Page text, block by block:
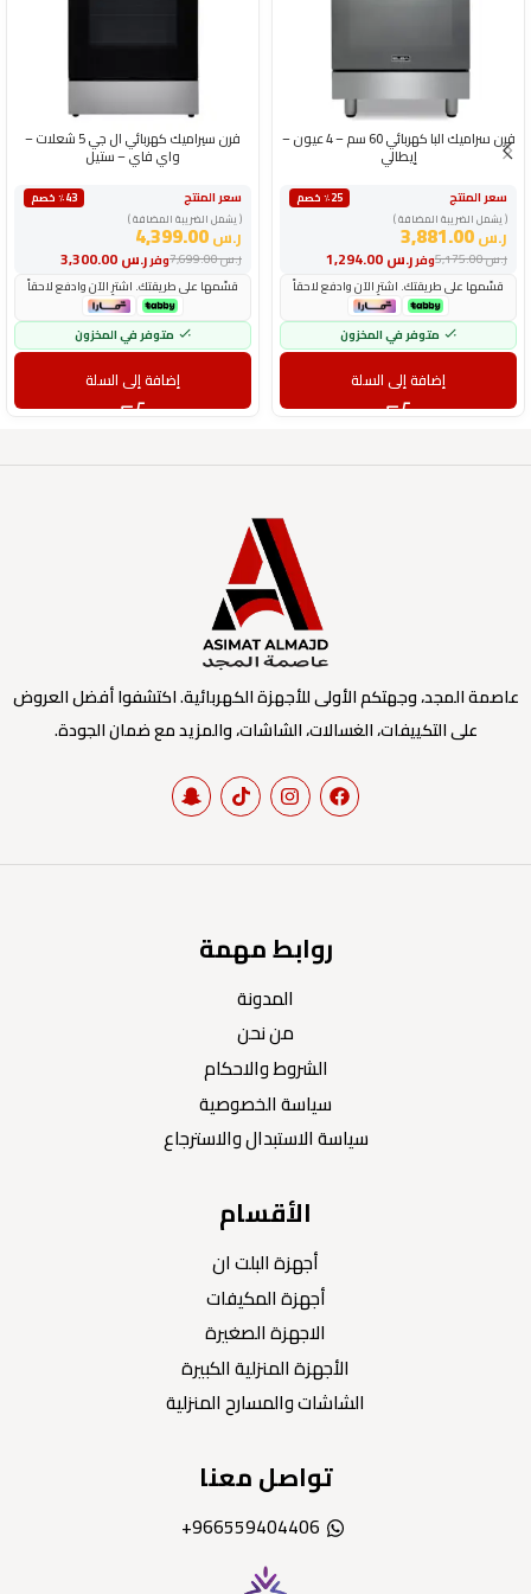
فرن سراميك البا كهربائي 60 سم – 4 عيون –
إيطالي
سعر المنتج
٪25 خصم
( يشمل الضريبة المضافة )
ر.س3,881.00
وفرر.س ر.س5,175.00
قسّمها على طريقتك. اشترِ الآن وادفع لاحقاً
متوفر في المخزون
إضافة إلى السلة
فرن سيراميك كهربائي ال جي 5 شعلات –
واي فاي – ستيل
سعر المنتج
٪43 خصم
( يشمل الضريبة المضافة )
ر.س4,399.00
وفرر.س ر.س7,699.00
قسّمها على طريقتك. اشترِ الآن وادفع لاحقاً
متوفر في المخزون
إضافة إلى السلة
عاصمة المجد، وجهتكم الأولى للأجهزة الكهربائية. اكتشفوا أفضل العروض
على التكييفات، الغسالات، الشاشات، والمزيد مع ضمان الجودة.
روابط مهمة
المدونة
من نحن
الشروط والاحكام
سياسة الخصوصية
سياسة الاستبدال والاسترجاع
الأقسام
أجهزة البلت ان
أجهزة المكيفات
الاجهزة الصغيرة
الأجهزة المنزلية الكبيرة
الشاشات والمسارح المنزلية
تواصل معنا
966559404406+